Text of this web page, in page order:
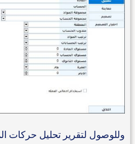
وللوصول لتقرير تحليل حركات